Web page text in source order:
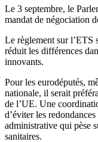
Le 3 septembre, le
mandat de négociation
Le règlement sur l’ETS
réduit les différences
innovants.
Pour les eurodéputés,
nationale, il serait
de l’UE. Une
d’éviter les
administrative qui pèse
sanitaires.